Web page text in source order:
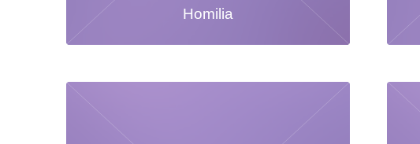
Homilia